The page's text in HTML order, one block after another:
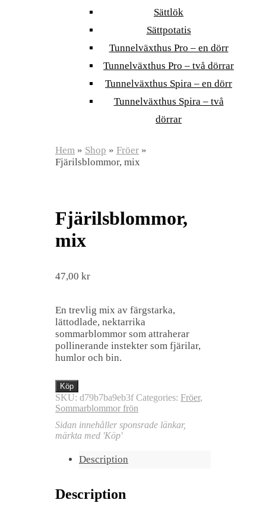
Sättlök
Sättpotatis
Tunnelväxthus Pro – en dörr
Tunnelväxthus Pro – två dörrar
Tunnelväxthus Spira – en dörr
Tunnelväxthus Spira – två
dörrar
Hem » Shop » Fröer »
Fjärilsblommor, mix
Fjärilsblommor,
mix
47,00 kr
En trevlig mix av färgstarka,
lättodlade, nektarrika
sommarblommor som attraherar
pollinerande instekter som fjärilar,
humlor och bin.
Köp
SKU: d79b7ba9eb3f Categories: Fröer,
Sommarblommor frön
Sidan innehåller sponsrade länkar,
märkta med 'Köp'
Description
Description